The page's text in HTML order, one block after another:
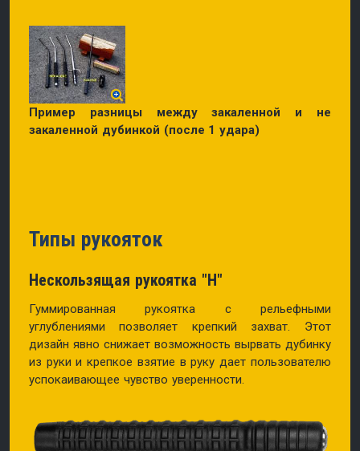
Пример разницы между закаленной и не
закаленной дубинкой (после 1 удара)
Типы рукояток
Нескользящая рукоятка "H"
Гуммированная рукоятка с рельефными
углублениями позволяет крепкий захват. Этот
дизайн явно снижает возможность вырвать дубинку
из руки и крепкое взятие в руку дает пользователю
успокаивающее чувство уверенности.